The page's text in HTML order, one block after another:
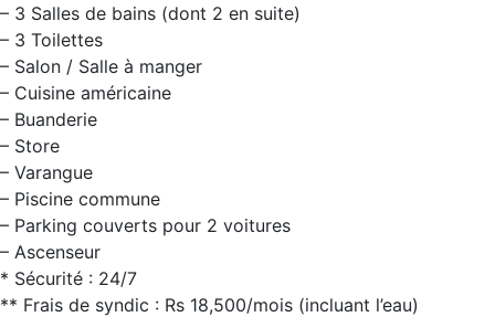
– 3 Salles de bains (dont 2 en suite)
– 3 Toilettes
– Salon / Salle à manger
– Cuisine américaine
– Buanderie
– Store
– Varangue
– Piscine commune
– Parking couverts pour 2 voitures
– Ascenseur
* Sécurité : 24/7
** Frais de syndic : Rs 18,500/mois (incluant l’eau)